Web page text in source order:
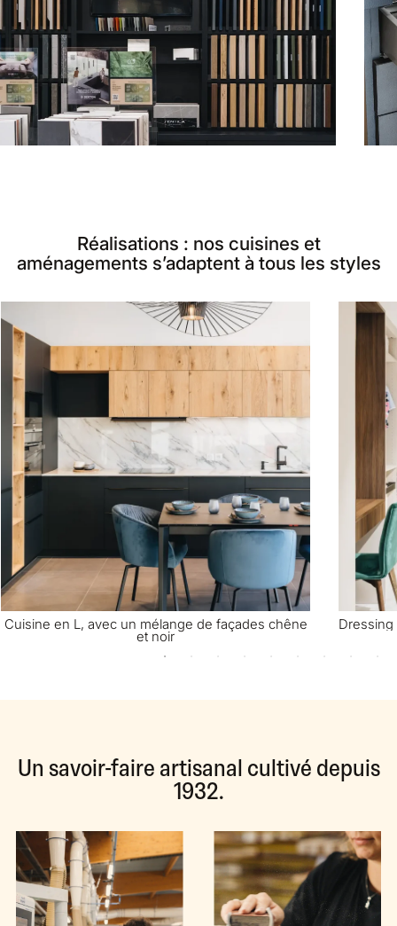
Réalisations : nos cuisines et
aménagements s’adaptent à tous les styles
Cuisine en L, avec un mélange de façades chêne
et noir
Un savoir-faire artisanal cultivé depuis
1932.